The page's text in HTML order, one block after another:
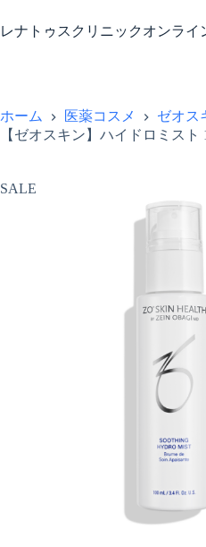
ン
ス
キ
レナトゥスクリニックオンライ
ホーム 医薬コスメ
ゼオス
【ゼオスキン】ハイドロミスト
SALE